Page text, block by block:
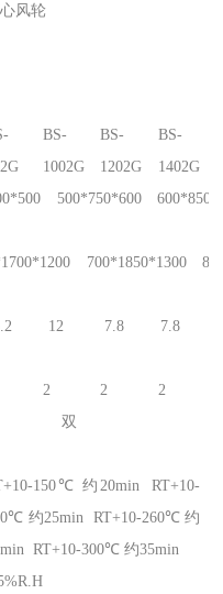
风轮
BS-
1002G
BS-
1202G
BS-
1402G
500*750*600
700*1850*1300
12 7.8 7.8
2 2
2
双
150℃ 约20min RT+10-
约25min RT+10-260℃ 约
RT+10-300℃ 约35min